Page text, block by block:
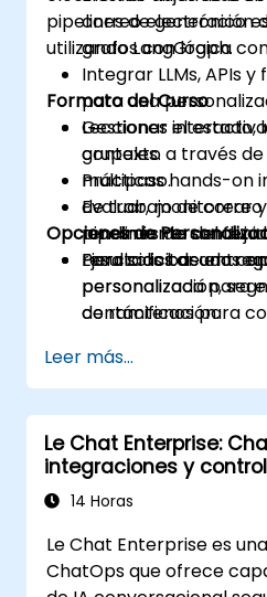
pipelines de generación
utilizando LangGraph.
correo electrónico
grafos con lógica
Integrar LLMs, APIs
para una
Gestionar el estado,
contexto a través
multipaso.
Evaluar, monitorear
rendimiento del flujo
resultados de
Formato del Curso
Lecciones
grupales.
Prácticas hands-on
de trabajo de
pipelines de
Ejercicios basados
personalización,
de ramificación.
Opciones de
Para solicitar una
personalizada para
contáctenos para
Leer más...
Le Chat Enterprise:
integraciones y
administración
14 Horas
Le Chat Enterprise es
ChatOps que ofrece